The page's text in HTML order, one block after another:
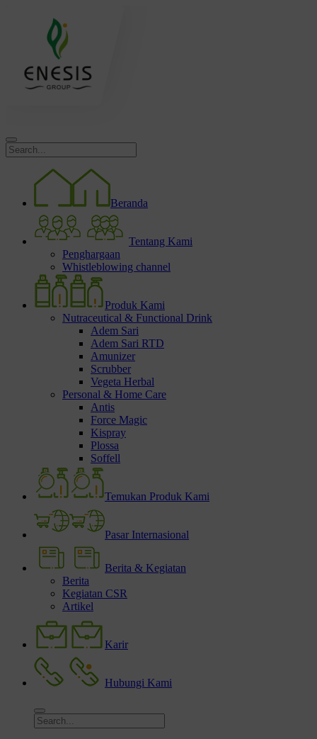
Beranda
Tentang Kami
Penghargaan
Whistleblowing channel
Produk Kami
Nutraceutical & Functional Drink
Adem Sari
Adem Sari RTD
Amunizer
Scrubber
Vegeta Herbal
Personal & Home Care
Antis
Force Magic
Kispray
Plossa
Soffell
Temukan Produk Kami
Pasar Internasional
Berita & Kegiatan
Berita
Kegiatan CSR
Artikel
Karir
Hubungi Kami